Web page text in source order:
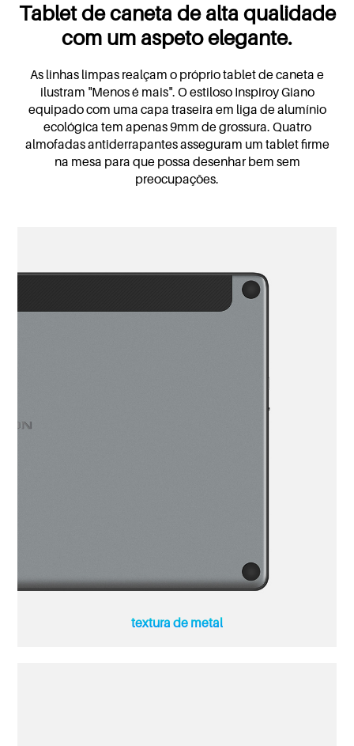
Tablet de caneta de alta qualidade
com um aspeto elegante.
As linhas limpas realçam o próprio tablet de caneta e
ilustram "Menos é mais". O estiloso Inspiroy Giano
equipado com uma capa traseira em liga de alumínio
ecológica tem apenas 9mm de grossura. Quatro
almofadas antiderrapantes asseguram um tablet firme
na mesa para que possa desenhar bem sem
preocupações.
textura de metal